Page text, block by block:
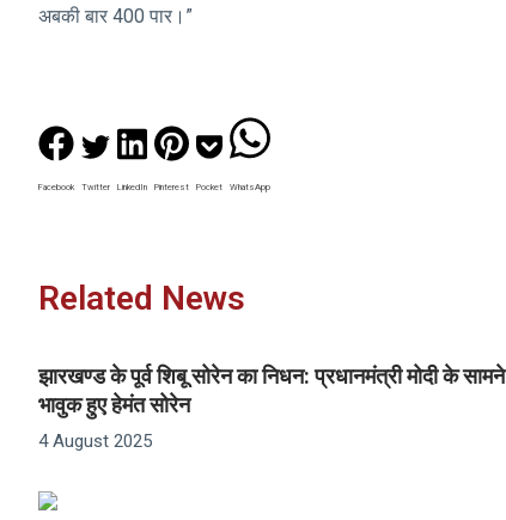
अबकी बार 400 पार।”
Facebook Twitter LinkedIn Pinterest Pocket WhatsApp
Related News
झारखण्ड के पूर्व शिबू सोरेन का निधन: प्रधानमंत्री मोदी के सामने
भावुक हुए हेमंत सोरेन
4 August 2025